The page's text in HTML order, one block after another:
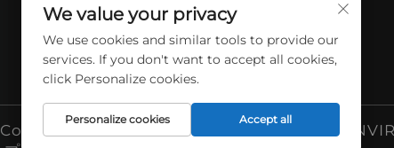
Copyright © 2026 HENAN LANTIAN NEW
We value your privacy
We use cookies and similar tools to provide our
services. If you don't want to accept all cookies,
click Personalize cookies.
Personalize cookies Accept all